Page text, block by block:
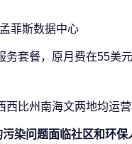
菲斯数据中心
套餐，原月费在55美
比州南海文两地均运营
染问题面临社区和环保